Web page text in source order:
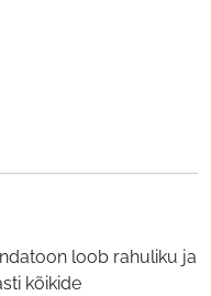
loob rahuliku ja
kõikide